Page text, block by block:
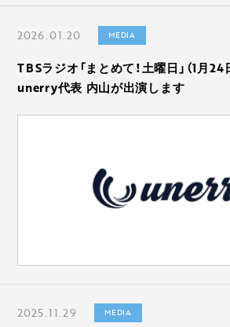
2026.01.20 MEDIA
TBSラジオ「まとめて！土曜日」（1月24
unerry代表 内山が出演します
2025.11.29 MEDIA